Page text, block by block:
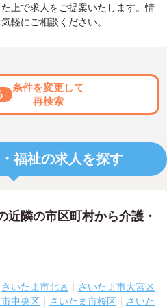
上で求人をご提案いたします。情
軽にご相談ください。
条件を変更して
再検索
福祉の求人を探す
近隣の市区町村から介護・
さいたま市北区
さいたま市大宮区
中央区 さいたま市桜区
さいた